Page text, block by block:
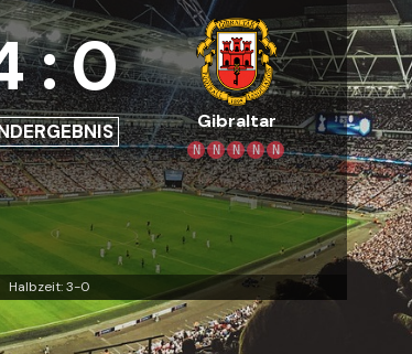
:0
Gibraltar
N N N N N
Halbzeit: 3-0